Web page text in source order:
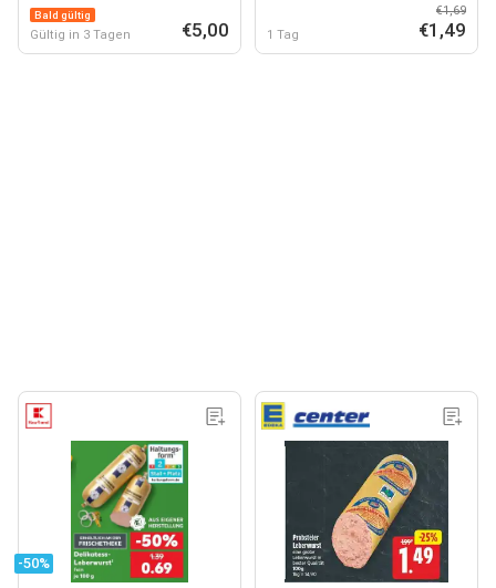
Bald gültig
Gültig in 3 Tagen €5,00 1 Tag
€1,69
€1,49
-50%